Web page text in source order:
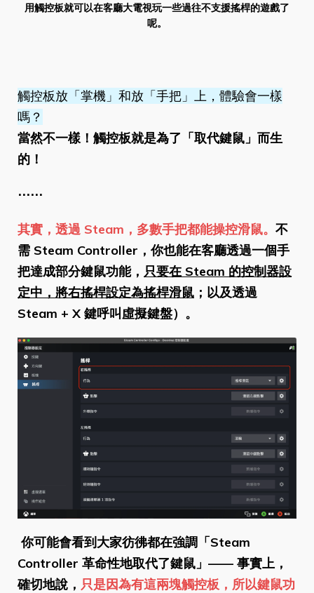
用觸控板就可以在客廳大電視玩一些過往不支援搖桿的遊戲了
呢。
觸控板放「掌機」和放「手把」上，體驗會一樣
嗎？
當然不一樣！觸控板就是為了「取代鍵鼠」而生
的！
⋯⋯
其實，透過 Steam，多數手把都能操控滑鼠。 不
需 Steam Controller，你也能在客廳透過一個手
把達成部分鍵鼠功能， 只要在 Steam 的控制器設
定中，將右搖桿設定為搖桿滑鼠 ；以及透過
Steam + X 鍵呼叫虛擬鍵盤）。
你可能會看到大家彷彿都在強調「Steam
Controller 革命性地取代了鍵鼠」—— 事實上，
確切地說， 只是因為有這兩塊觸控板，所以鍵鼠功